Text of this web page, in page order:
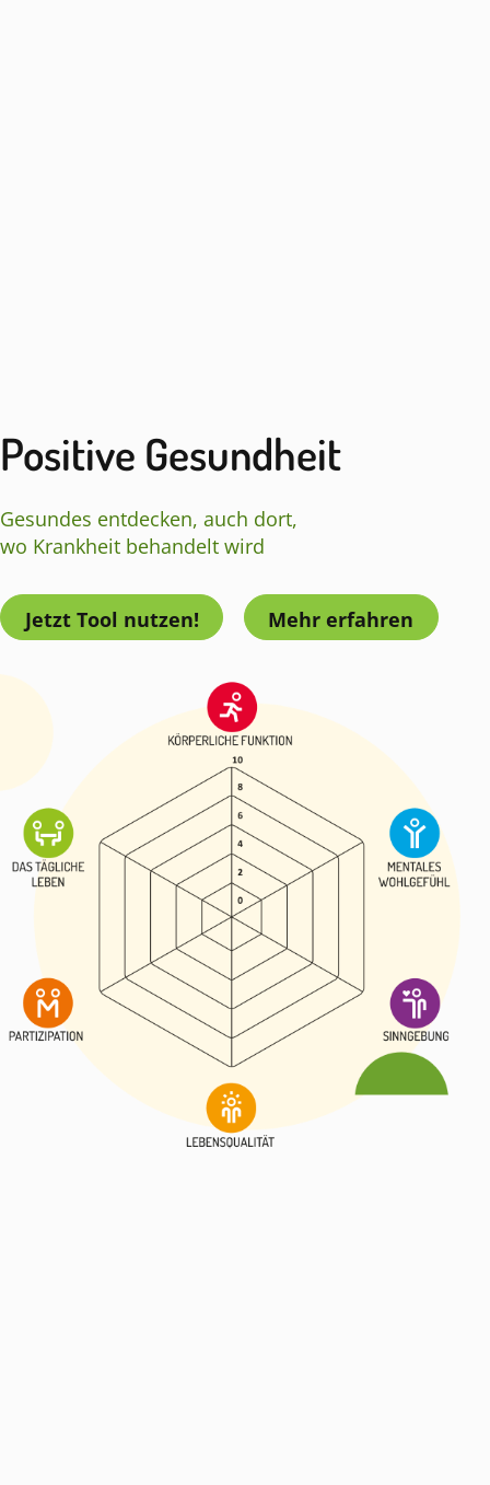
Positive Gesundheit
Gesundes entdecken, auch dort,
wo Krankheit behandelt wird
Jetzt Tool nutzen! Mehr erfahren